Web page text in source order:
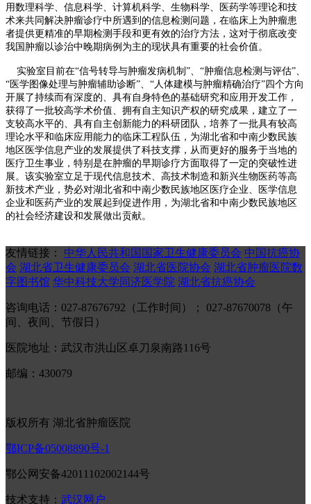
用数理科学、信息科学、计算机科学、生物科学、医药学等理论和技
术来共同解决肿瘤诊疗中所遇到的信息检测问题，在临床上为肿瘤患
者提供更精准的早期检测手段和更有效的治疗方法，这对于彻底改变
我国肿瘤以诊治中晚期病例为主的现状具有重要的社会价值。
实验室目前在“信号转导与肿瘤发病机制”、“肿瘤信息检测与评估”、
“医学图像处理与肿瘤辅助诊断”、“人体建模与肿瘤精确治疗”四个方向
开展了持续而有深度的、具有自身特色的基础研究和应用开发工作，
获得了一批较高学术价值、拥有自主知识产权的研究成果，建立了一
支较高水平的、具有自主创新能力的科研团队，培养了一批具有较高
理论水平和临床应用能力的临床工程队伍，为湖北省和中南少数民族
地区医学信息产业的发展提供了科技支撑，从而更好的服务于当地的
医疗卫生事业，特别是在肿瘤的早期诊疗方面取得了一定的突破性进
展。该实验室立足于现代信息技术、高技术制造和新兴生物医药等高
新技术产业，势必对湖北省和中南少数民族地区医疗企业、医学信息
企业和医药产业的发展起到促进作用，为湖北省和中南少数民族地区
的社会经济建设和发展做出贡献。
友情链接： 中华人民共和国国家卫生健康委员会 中国抗癌协
会 湖北省卫生健康委员会 湖北省医院协会 湖北省肿瘤医院数
字图书馆 华中科技大学同济医学院 湖北省抗癌协会
咨询电话：027-87676792（工作时间）； 027-87670078（午
间、夜间、节假日）
医院地址：武汉市洪山区卓刀泉南路116号
邮编：430079
版权所有 湖北省肿瘤医院
鄂ICP备05008890号-1
鄂公网安备42011102002144号
技术支持： 武汉网户